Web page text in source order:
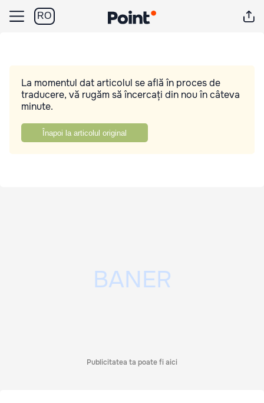
RO
La momentul dat articolul se află în proces de
traducere, vă rugăm să încercați din nou în câteva
minute.
Înapoi la articolul original
Publicitatea ta poate fi aici